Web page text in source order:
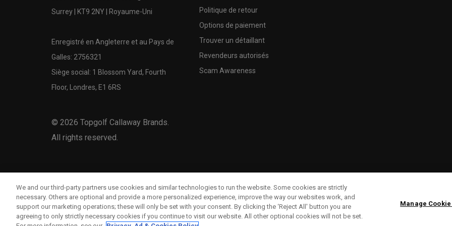
Surrey | KT9 2NY | Royaume-Uni
Enregistré en Angleterre et au Pays de
Galles: 2756321
Siège social: 1 Blossom Yard, Fourth
Floor, Londres, E1 6RS
© 2026 Topgolf Callaway Brands.
All rights reserved.
Politique de retour
Options de paiement
Trouver un détaillant
Revendeurs autorisés
Scam Awareness
We and our third-party partners use cookies and similar technologies to run the website. Some cookies are strictly
necessary. Others are optional and provide a more personalized experience, improve the way our websites work, and
support our marketing operations; these will only be set with your consent. By clicking the ‘Reject All' button you are
agreeing to only strictly necessary cookies if you continue to visit our website. All other optional cookies will not be set.
Manage